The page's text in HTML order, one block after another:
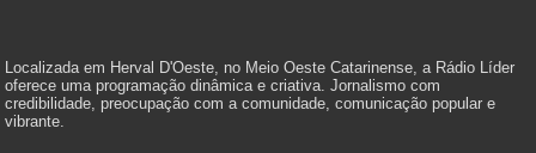
Localizada em Herval D'Oeste, no Meio Oeste Catarinense, a Rádio Líder
oferece uma programação dinâmica e criativa. Jornalismo com
credibilidade, preocupação com a comunidade, comunicação popular e
vibrante.